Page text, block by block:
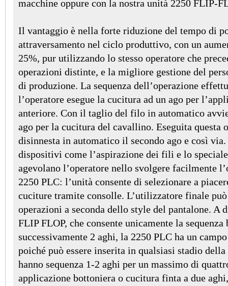
macchine oppure con la nostra unità 2250 FLIP-
Il vantaggio è nella forte riduzione del tempo di
attraversamento nel ciclo produttivo, con un
25%, pur utilizzando lo stesso operatore che
operazioni distinte, e la migliore gestione del
di produzione. La sequenza dell’operazione
l’operatore esegue la cucitura ad un ago per
anteriore. Con il taglio del filo in automatico
ago per la cucitura del cavallino. Eseguita questa
disinnesta in automatico il secondo ago e così
dispositivi come l’aspirazione dei fili e lo
agevolano l’operatore nello svolgere facilmente
2250 PLC: l’unità consente di selezionare a
cuciture tramite consolle. L’utilizzatore finale
operazioni a seconda dello style del pantalone. A
FLIP FLOP, che consente unicamente la
successivamente 2 aghi, la 2250 PLC ha un
poiché può essere inserita in qualsiasi stadio
hanno sequenza 1-2 aghi per un massimo di
applicazione bottoniera o cucitura finta a due